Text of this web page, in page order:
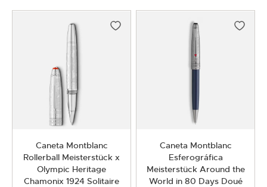
Caneta Montblanc
Rollerball Meisterstück x
Olympic Heritage
Chamonix 1924 Solitaire
Caneta Montblanc
Esferográfica
Meisterstück Around the
World in 80 Days Doué